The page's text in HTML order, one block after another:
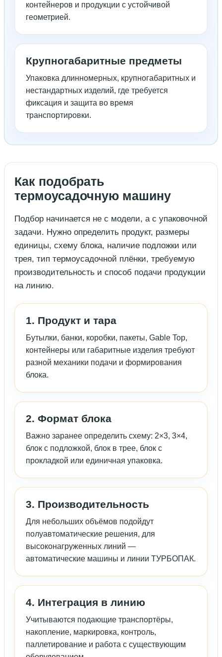
контейнеров и продукции с устойчивой
геометрией.
Крупногабаритные предметы
Упаковка длинномерных, крупногабаритных и
нестандартных изделий, где требуется
фиксация и защита во время
транспортировки.
Как подобрать
термоусадочную машину
Подбор начинается не с модели, а с упаковочной
задачи. Нужно определить продукт, размеры
единицы, схему блока, наличие подложки или
трея, тип термоусадочной плёнки, требуемую
производительность и способ подачи продукции
на линию.
1. Продукт и тара
Бутылки, банки, коробки, пакеты, Gable Top,
контейнеры или габаритные изделия требуют
разной механики подачи и формирования
блока.
2. Формат блока
Важно заранее определить схему: 2×3, 3×4,
блок с подложкой, блок в трее, блок с
прокладкой или единичная упаковка.
3. Производительность
Для небольших объёмов подойдут
полуавтоматические решения, для
высоконагруженных линий —
автоматические машины и линии ТУРБОПАК.
4. Интеграция в линию
Учитываются подающие транспортёры,
накопление, маркировка, контроль,
паллетирование и работа с существующим